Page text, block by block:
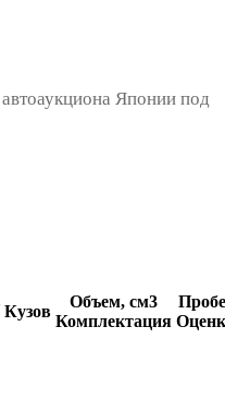
Японии под
Кузов
Объем, см3
Комплектация